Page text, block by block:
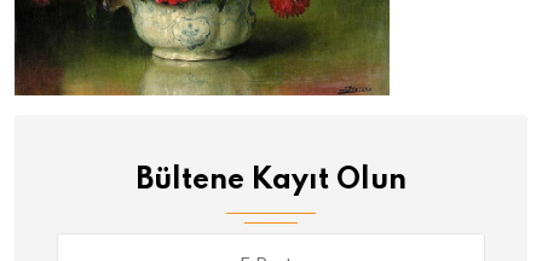
Bültene Kayıt Olun